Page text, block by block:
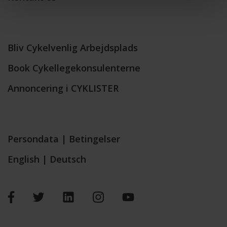
Bliv Cykelvenlig Arbejdsplads
Book Cykellegekonsulenterne
Annoncering i CYKLISTER
Persondata | Betingelser
English | Deutsch